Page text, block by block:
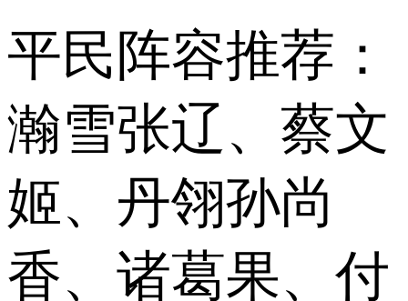
平民阵容推荐：
瀚雪张辽、蔡文
姬、丹翎孙尚
香、诸葛果、付